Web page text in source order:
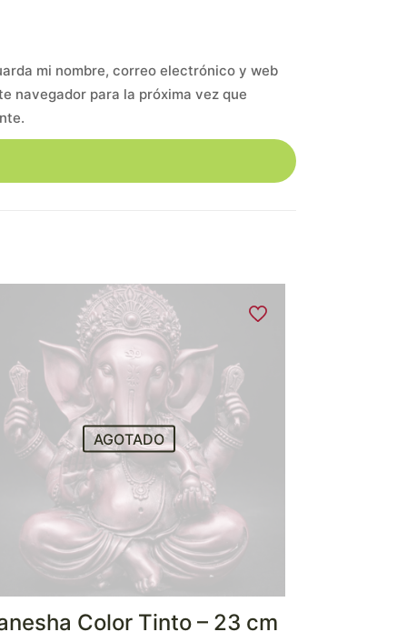
mi nombre, correo electrónico y web
navegador para la próxima vez que
AGOTADO
Color Tinto – 23 cm